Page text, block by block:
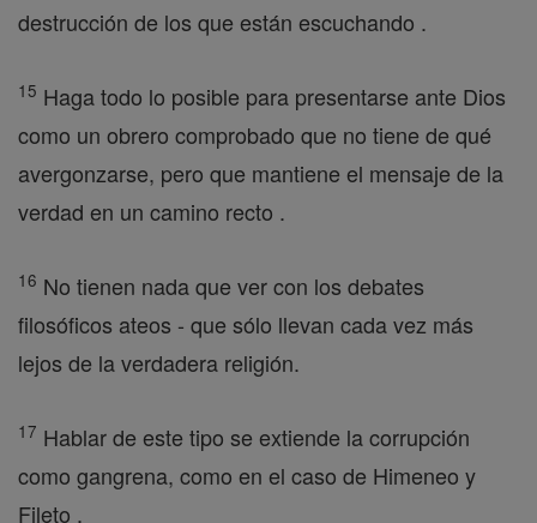
destrucción de los que están escuchando .
15 Haga todo lo posible para presentarse ante Dios
como un obrero comprobado que no tiene de qué
avergonzarse, pero que mantiene el mensaje de la
verdad en un camino recto .
16 No tienen nada que ver con los debates
filosóficos ateos - que sólo llevan cada vez más
lejos de la verdadera religión.
17 Hablar de este tipo se extiende la corrupción
como gangrena, como en el caso de Himeneo y
Fileto ,